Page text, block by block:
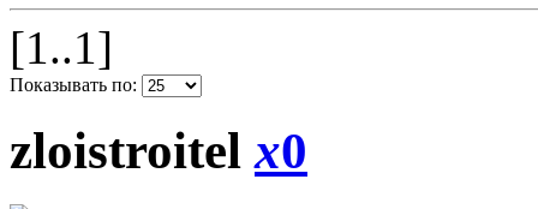
[1..1]
Показывать по:
zloistroitelx0